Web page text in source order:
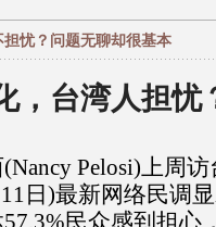
忧？问题无聊却很基本
，台湾人担忧
Pelosi)上周
日)最新网络民调
民众感到担心